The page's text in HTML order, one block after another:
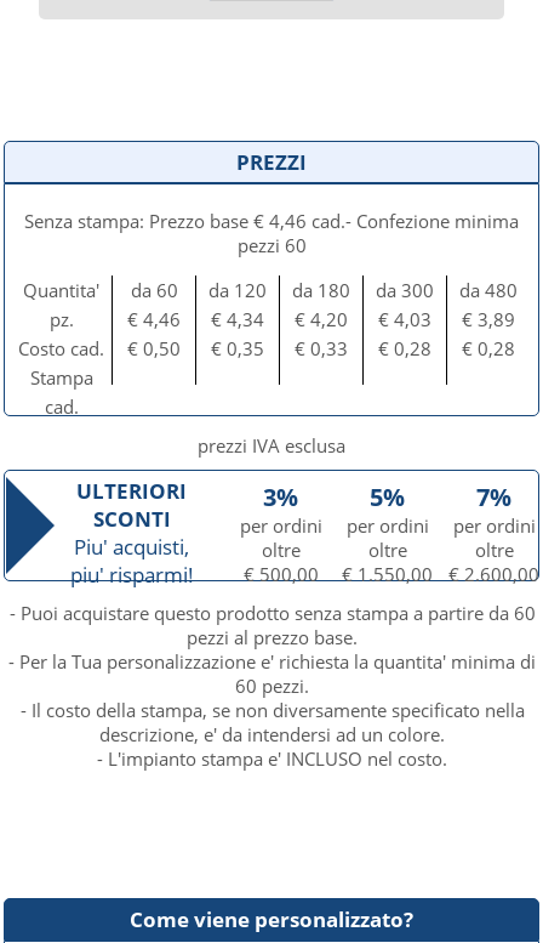
PREZZI
Senza stampa: Prezzo base € 4,46 cad.- Confezione minima
pezzi 60
Quantita'
pz.
Costo cad.
Stampa
cad.
da 60
€ 4,46
€ 0,50
da 120
€ 4,34
€ 0,35
da 180
€ 4,20
€ 0,33
da 300
€ 4,03
€ 0,28
da 480
€ 3,89
€ 0,28
prezzi IVA esclusa
ULTERIORI
SCONTI
Piu' acquisti,
piu' risparmi!
3%
per ordini
oltre
€ 500,00
5%
per ordini
oltre
€ 1.550,00
7%
per ordini
oltre
€ 2.600,00
- Puoi acquistare questo prodotto senza stampa a partire da 60
pezzi al prezzo base.
- Per la Tua personalizzazione e' richiesta la quantita' minima di
60 pezzi.
- Il costo della stampa, se non diversamente specificato nella
descrizione, e' da intendersi ad un colore.
- L'impianto stampa e' INCLUSO nel costo.
Come viene personalizzato?